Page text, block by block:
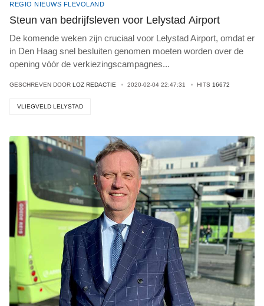
REGIO NIEUWS FLEVOLAND
Steun van bedrijfsleven voor Lelystad Airport
De komende weken zijn cruciaal voor Lelystad Airport, omdat er
in Den Haag snel besluiten genomen moeten worden over de
opening vóór de verkiezingscampagnes...
GESCHREVEN DOOR LOZ REDACTIE 2020-02-04 22:47:31 HITS 16672
VLIEGVELD LELYSTAD